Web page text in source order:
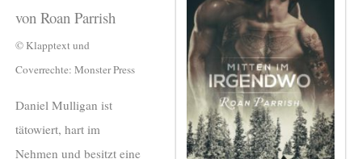
von Roan Parrish
© Klapptext und
Coverrechte: Monster Press
Daniel Mulligan ist
tätowiert, hart im
Nehmen und besitzt eine